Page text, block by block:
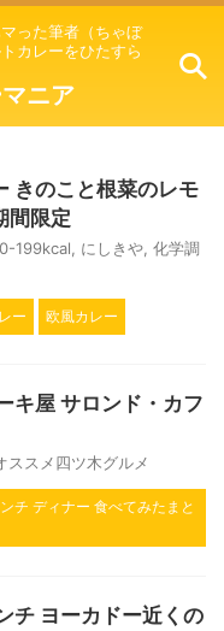
った筆者（ちゃぼ
カレーをひたすら
ニア
きのこと根菜のレモ
間限定
199kcal にしきや 化学調
ー 欧風カレー
キ屋 サロンド・カフ
スメ四ツ木グルメ
チ ディナー 食べてみたまと
チ ヨーカドー近くの